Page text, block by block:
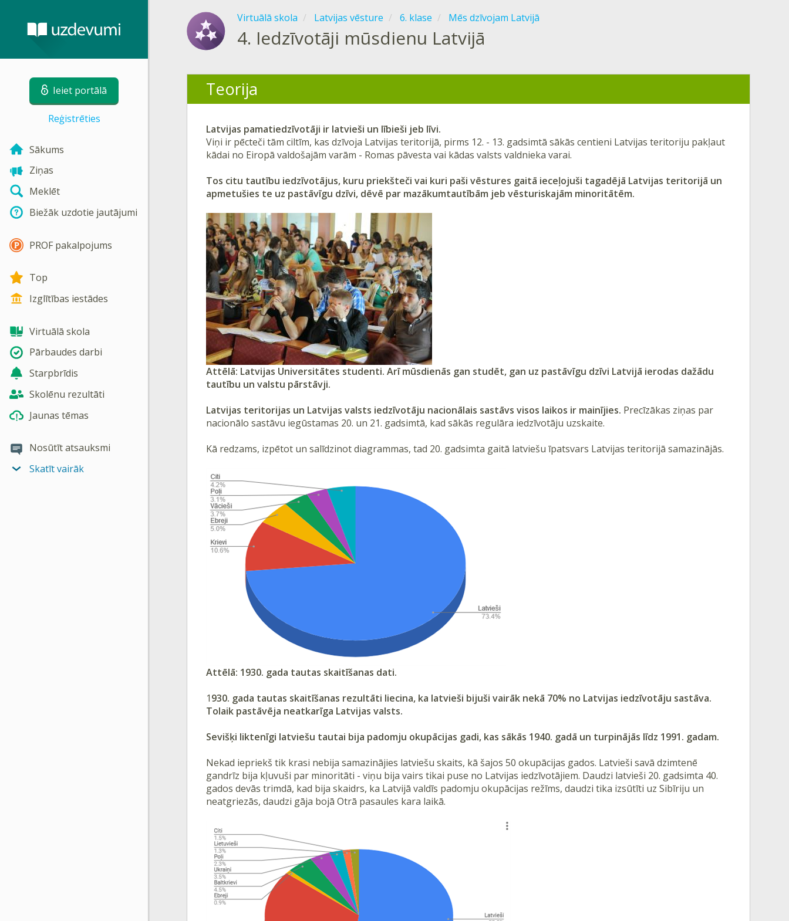
Ieiet portālā
Reģistrēties
Sākums
Ziņas
Meklēt
Biežāk uzdotie jautājumi
PROF pakalpojums
Top
Izglītības iestādes
Virtuālā skola
Pārbaudes darbi
Starpbrīdis
Skolēnu rezultāti
Jaunas tēmas
Nosūtīt atsauksmi
Skatīt vairāk
Virtuālā skola Latvijas vēsture 6. klase Mēs dzīvojam Latvijā
4. Iedzīvotāji mūsdienu Latvijā
Teorija
Latvijas pamatiedzīvotāji ir latvieši un lībieši jeb līvi.
Viņi ir pēcteči tām ciltīm, kas dzīvoja Latvijas teritorijā, pirms 12. - 13. gadsimtā sākās centieni Latvijas teritoriju pakļaut
kādai no Eiropā valdošajām varām - Romas pāvesta vai kādas valsts valdnieka varai.
Tos citu tautību iedzīvotājus, kuru priekšteči vai kuri paši vēstures gaitā ieceļojuši tagadējā Latvijas teritorijā un
apmetušies te uz pastāvīgu dzīvi, dēvē par mazākumtautībām jeb vēsturiskajām minoritātēm.
Attēlā: Latvijas Universitātes studenti. Arī mūsdienās gan studēt, gan uz pastāvīgu dzīvi Latvijā ierodas dažādu
tautību un valstu pārstāvji.
Latvijas teritorijas un Latvijas valsts iedzīvotāju nacionālais sastāvs visos laikos ir mainījies. Precīzākas ziņas par
nacionālo sastāvu iegūstamas 20. un 21. gadsimtā, kad sākās regulāra iedzīvotāju uzskaite.
Kā redzams, izpētot un salīdzinot diagrammas, tad 20. gadsimta gaitā latviešu īpatsvars Latvijas teritorijā samazinājās.
Attēlā: 1930. gada tautas skaitīšanas dati.
1930. gada tautas skaitīšanas rezultāti liecina, ka latvieši bijuši vairāk nekā 70% no Latvijas iedzīvotāju sastāva.
Tolaik pastāvēja neatkarīga Latvijas valsts.
Sevišķi liktenīgi latviešu tautai bija padomju okupācijas gadi, kas sākās 1940. gadā un turpinājās līdz 1991. gadam.
Nekad iepriekš tik krasi nebija samazinājies latviešu skaits, kā šajos 50 okupācijas gados. Latvieši savā dzimtenē
gandrīz bija kļuvuši par minoritāti - viņu bija vairs tikai puse no Latvijas iedzīvotājiem. Daudzi latvieši 20. gadsimta 40.
gados devās trimdā, kad bija skaidrs, ka Latvijā valdīs padomju okupācijas režīms, daudzi tika izsūtīti uz Sibīriju un
neatgriezās, daudzi gāja bojā Otrā pasaules kara laikā.